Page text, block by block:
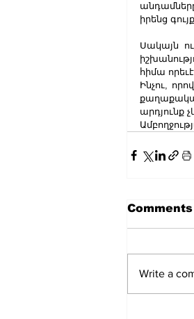
իրենց
Սակայն
հիմա
Ինչու,
արդյունք
Comments
Write a